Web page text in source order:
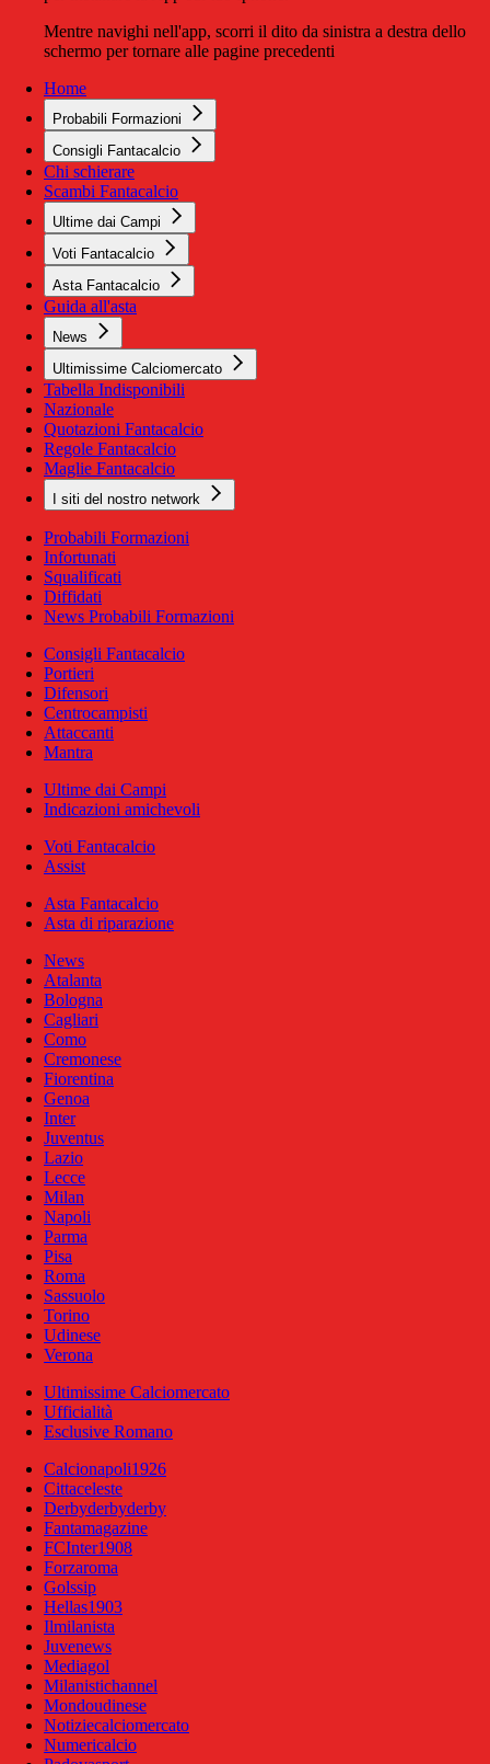
Mentre navighi nell'app, scorri il dito da sinistra a destra dello
schermo per tornare alle pagine precedenti
Home
Probabili Formazioni
Consigli Fantacalcio
Chi schierare
Scambi Fantacalcio
Ultime dai Campi
Voti Fantacalcio
Asta Fantacalcio
Guida all'asta
News
Ultimissime Calciomercato
Tabella Indisponibili
Nazionale
Quotazioni Fantacalcio
Regole Fantacalcio
Maglie Fantacalcio
I siti del nostro network
Probabili Formazioni
Infortunati
Squalificati
Diffidati
News Probabili Formazioni
Consigli Fantacalcio
Portieri
Difensori
Centrocampisti
Attaccanti
Mantra
Ultime dai Campi
Indicazioni amichevoli
Voti Fantacalcio
Assist
Asta Fantacalcio
Asta di riparazione
News
Atalanta
Bologna
Cagliari
Como
Cremonese
Fiorentina
Genoa
Inter
Juventus
Lazio
Lecce
Milan
Napoli
Parma
Pisa
Roma
Sassuolo
Torino
Udinese
Verona
Ultimissime Calciomercato
Ufficialità
Esclusive Romano
Calcionapoli1926
Cittaceleste
Derbyderbyderby
Fantamagazine
FCInter1908
Forzaroma
Golssip
Hellas1903
Ilmilanista
Juvenews
Mediagol
Milanistichannel
Mondoudinese
Notiziecalciomercato
Numericalcio